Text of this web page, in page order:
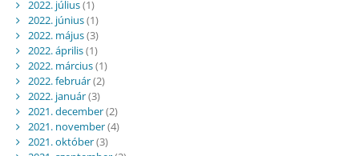
2022. július(1)
2022. június(1)
2022. május(3)
2022. április(1)
2022. március(1)
2022. február(2)
2022. január(3)
2021. december(2)
2021. november(4)
2021. október(3)